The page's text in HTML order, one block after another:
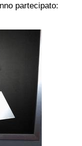
partecipato: